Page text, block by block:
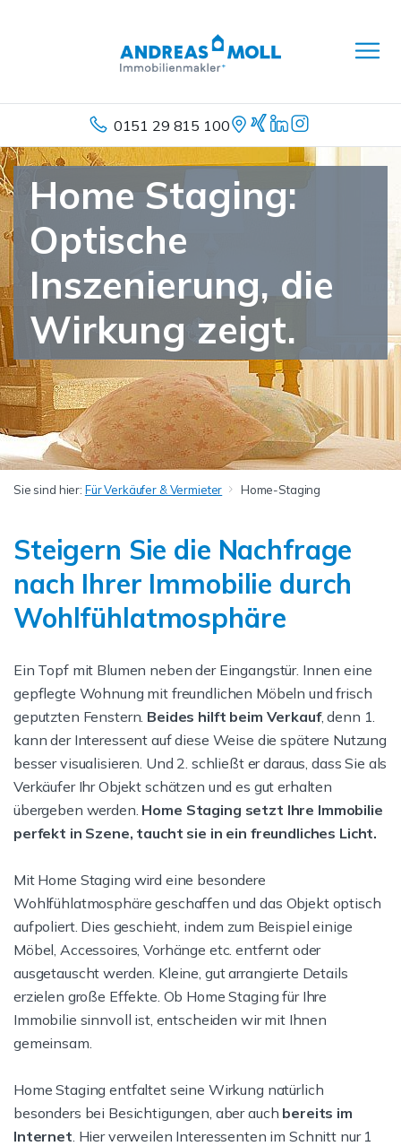
0151 29 815 100
Home Staging:
Optische
Inszenierung, die
Wirkung zeigt.
Sie sind hier: Für Verkäufer & Vermieter Home-Staging
Steigern Sie die Nachfrage
nach Ihrer Immobilie durch
Wohlfühlatmosphäre
Ein Topf mit Blumen neben der Eingangstür. Innen eine
gepflegte Wohnung mit freundlichen Möbeln und frisch
geputzten Fenstern. Beides hilft beim Verkauf, denn 1.
kann der Interessent auf diese Weise die spätere Nutzung
besser visualisieren. Und 2. schließt er daraus, dass Sie als
Verkäufer Ihr Objekt schätzen und es gut erhalten
übergeben werden. Home Staging setzt Ihre Immobilie
perfekt in Szene, taucht sie in ein freundliches Licht.
Mit Home Staging wird eine besondere
Wohlfühlatmosphäre geschaffen und das Objekt optisch
aufpoliert. Dies geschieht, indem zum Beispiel einige
Möbel, Accessoires, Vorhänge etc. entfernt oder
ausgetauscht werden. Kleine, gut arrangierte Details
erzielen große Effekte. Ob Home Staging für Ihre
Immobilie sinnvoll ist, entscheiden wir mit Ihnen
gemeinsam.
Home Staging entfaltet seine Wirkung natürlich
besonders bei Besichtigungen, aber auch bereits im
Internet. Hier verweilen Interessenten im Schnitt nur 1